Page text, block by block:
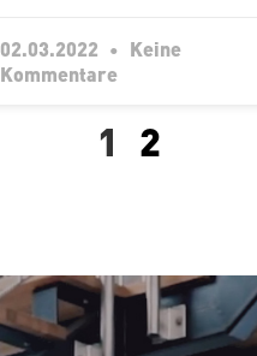
02.03.2022
Keine
Kommentare
1 2